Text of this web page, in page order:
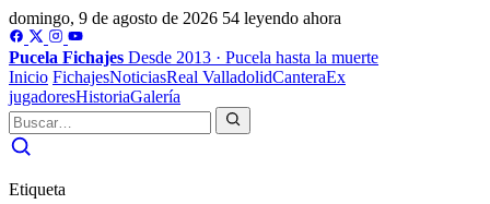
domingo, 9 de agosto de 2026 54 leyendo ahora
Pucela Fichajes Desde 2013 · Pucela hasta la muerte
Inicio FichajesNoticiasReal ValladolidCanteraEx
jugadoresHistoriaGalería
Etiqueta